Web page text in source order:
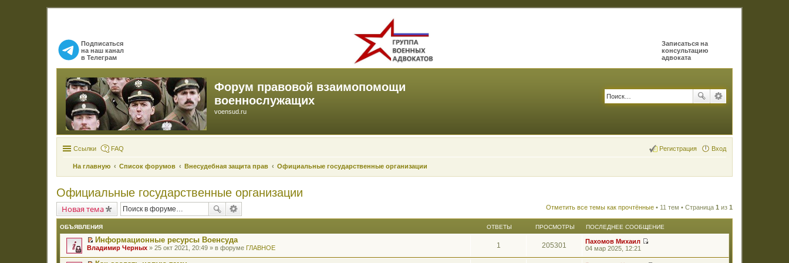
Подписаться
на наш канал
в Телеграм
Записаться на
консультацию
адвоката
Форум правовой взаимопомощи
военнослужащих
voensud.ru
Ссылки FAQ Вход
Регистрация
На главную Список форумов Внесудебная защита прав Официальные государственные организации
Официальные государственные организации
Новая тема Отметить все темы как прочтённые • 11 тем • Страница 1 из 1
ОБЪЯВЛЕНИЯ ОТВЕТЫ ПРОСМОТРЫ ПОСЛЕДНЕЕ СООБЩЕНИЕ
П
р
Информационные ресурсы Военсуда
Владимир Черных » 25 окт 2021, 20:49 » в форуме ГЛАВНОЕ 1 205301
Пахомов Михаил
р
04 мар 2025, 12:21